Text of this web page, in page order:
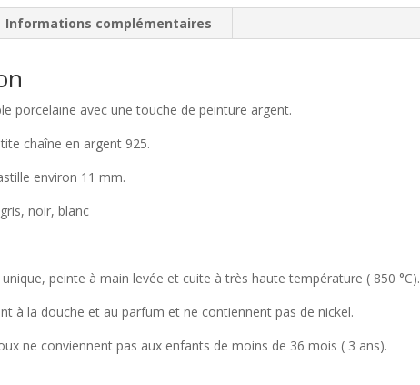
chaine
Informations complémentaires
porcelaine avec une touche de peinture argent.
chaîne en argent 925.
environ 11 mm.
noir, blanc
peinte à main levée et cuite à très haute température ( 850 °C).
à la douche et au parfum et ne contiennent pas de nickel.
ne conviennent pas aux enfants de moins de 36 mois ( 3 ans).